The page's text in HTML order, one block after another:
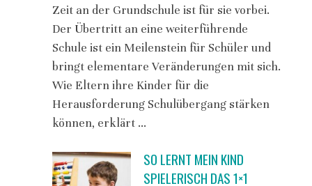
Zeit an der Grundschule ist für sie vorbei.
Der Übertritt an eine weiterführende
Schule ist ein Meilenstein für Schüler und
bringt elementare Veränderungen mit sich.
Wie Eltern ihre Kinder für die
Herausforderung Schulübergang stärken
können, erklärt …
SO LERNT MEIN KIND
SPIELERISCH DAS 1×1